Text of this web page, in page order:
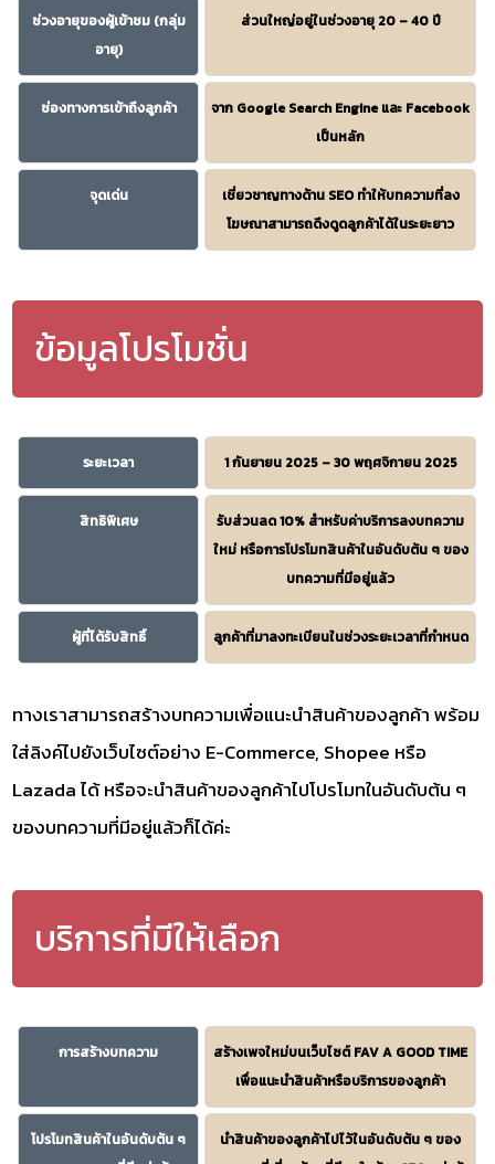
ช่วงอายุของผู้เข้าชม (กลุ่ม
อายุ)
ส่วนใหญ่อยู่ในช่วงอายุ 20 – 40 ปี
ช่องทางการเข้าถึงลูกค้า
จาก Google Search Engine และ Facebook
เป็นหลัก
จุดเด่น
เชี่ยวชาญทางด้าน SEO ทำให้บทความที่ลง
โฆษณาสามารถดึงดูดลูกค้าได้ในระยะยาว
ข้อมูลโปรโมชั่น
ระยะเวลา 1 กันยายน 2025 – 30 พฤศจิกายน 2025
สิทธิพิเศษ
รับส่วนลด 10% สำหรับค่าบริการลงบทความ
ใหม่ หรือการโปรโมทสินค้าในอันดับต้น ๆ ของ
บทความที่มีอยู่แล้ว
ผู้ที่ได้รับสิทธิ์ ลูกค้าที่มาลงทะเบียนในช่วงระยะเวลาที่กำหนด
ทางเราสามารถสร้างบทความเพื่อแนะนำสินค้าของลูกค้า พร้อม
ใส่ลิงค์ไปยังเว็บไซต์อย่าง E-Commerce, Shopee หรือ
Lazada ได้ หรือจะนำสินค้าของลูกค้าไปโปรโมทในอันดับต้น ๆ
ของบทความที่มีอยู่แล้วก็ได้ค่ะ
บริการที่มีให้เลือก
การสร้างบทความ
สร้างเพจใหม่บนเว็บไซต์ FAV A GOOD TIME
เพื่อแนะนำสินค้าหรือบริการของลูกค้า
โปรโมทสินค้าในอันดับต้น ๆ
นำสินค้าของลูกค้าไปไว้ในอันดับต้น ๆ ของ